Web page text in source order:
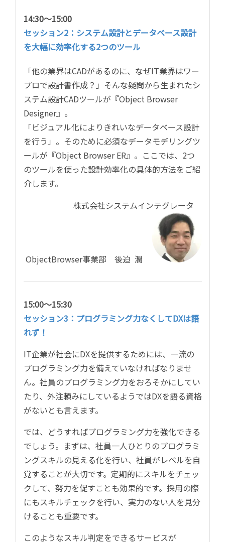
14:30～15:00
セッション2：システム設計とデータベース設計
を大幅に効率化する2つのツール
「他の業界はCADがあるのに、なぜIT業界はワー
プロで設計書作成？」そんな疑問から生まれたシ
ステム設計CADツールが『Object Browser
Designer』。
「ビジュアル化によりきれいなデータベース設計
を行う」。そのために必須なデータモデリングツ
ールが『Object Browser ER』。ここでは、2つ
のツールを使った設計効率化の具体的方法をご紹
介します。
株式会社システムインテグレータ
ObjectBrowser事業部 後迫 潤
15:00～15:30
セッション3： プログラミング力なくしてDXは語
れず！
IT企業が社会にDXを提供するためには、一流の
プログラミング力を備えていなければなりませ
ん。社員のプログラミング力をおろそかにしてい
たり、外注頼みにしているようではDXを語る資格
がないとも言えます。
では、どうすればプログラミング力を強化できる
でしょう。まずは、社員一人ひとりのプログラミ
ングスキルの見える化を行い、社員がレベルを自
覚することが大切です。定期的にスキルをチェッ
クして、努力を促すことも効果的です。採用の際
にもスキルチェックを行い、実力のない人を見分
けることも重要です。
このようなスキル判定をできるサービスが